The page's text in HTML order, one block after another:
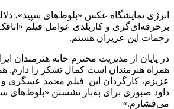
انرژی نمایشگاه عکس «بلوط‌های سپید»،
برحرفه‌ای‌گری و کاربلدی عوامل فیلم
زحمات این عزیزان هستم.
در پایان از مدیریت محترم خانه‌ هنرمندان
همراه هنرمندان است کمال تشکر را دارم.
عزیزم، کارگردان این فیلم محمد عسگری و
داود صبوری برای به‌بار نشستن «بلوط‌های
می‌فشارم.»